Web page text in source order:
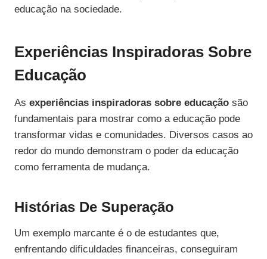
educação na sociedade.
Experiências Inspiradoras Sobre
Educação
As experiências inspiradoras sobre educação são
fundamentais para mostrar como a educação pode
transformar vidas e comunidades. Diversos casos ao
redor do mundo demonstram o poder da educação
como ferramenta de mudança.
Histórias De Superação
Um exemplo marcante é o de estudantes que,
enfrentando dificuldades financeiras, conseguiram